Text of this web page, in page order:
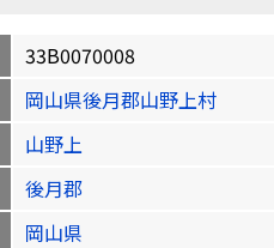
33B0070008
岡山県後月郡山野上村
山野上
後月郡
岡山県